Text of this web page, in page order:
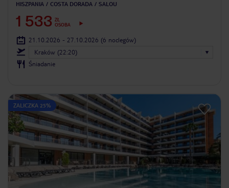
HISZPANIA COSTA DORADA SALOU
1 533 ZŁ
OSOBA
21.10.2026 - 27.10.2026 (6 noclegów)
Kraków (22:20)
Śniadanie
ZALICZKA 25%